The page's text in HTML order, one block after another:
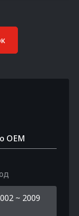
OEM
~ 2009